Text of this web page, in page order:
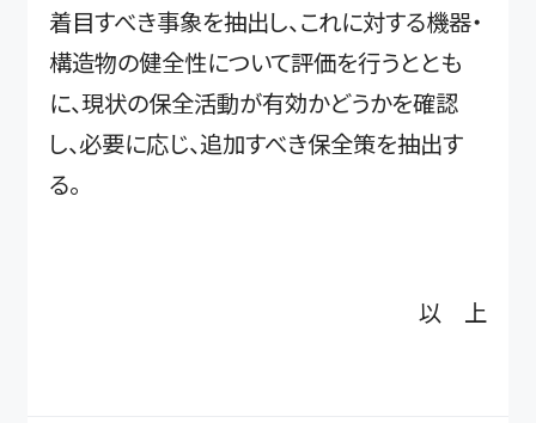
着目すべき事象を抽出し、これに対する機器・
構造物の健全性について評価を行うととも
に、現状の保全活動が有効かどうかを確認
し、必要に応じ、追加すべき保全策を抽出す
る。
以 上